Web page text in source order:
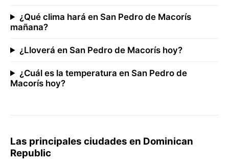
¿Qué clima hará en San Pedro de Macorís
mañana?
¿Lloverá en San Pedro de Macorís hoy?
¿Cuál es la temperatura en San Pedro de
Macorís hoy?
Las principales ciudades en Dominican
Republic